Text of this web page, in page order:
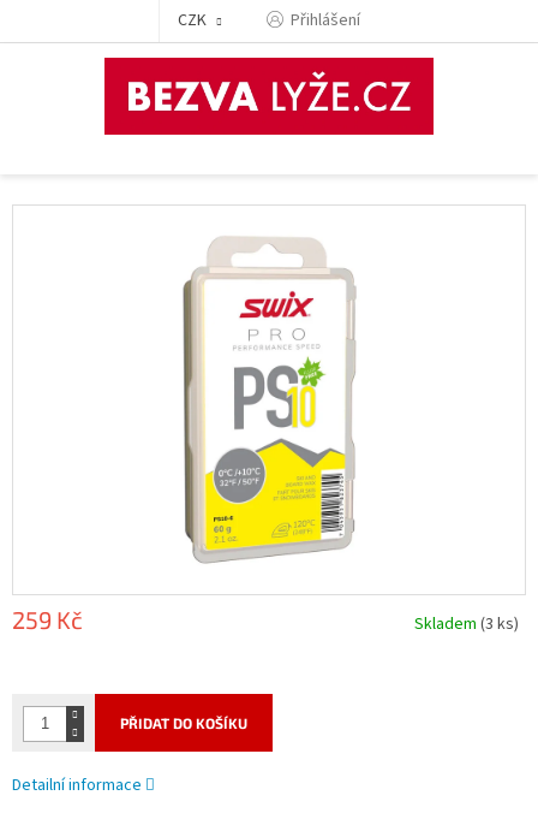
CZK Přihlášení
259 Kč Skladem(3 ks)
PŘIDAT DO KOŠÍKU
Detailní informace